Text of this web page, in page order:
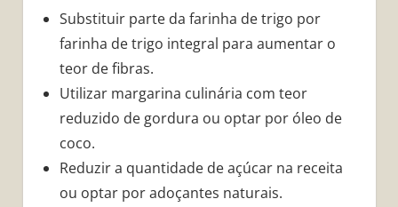
Substituir parte da farinha de trigo por
farinha de trigo integral para aumentar o
teor de fibras.
Utilizar margarina culinária com teor
reduzido de gordura ou optar por óleo de
coco.
Reduzir a quantidade de açúcar na receita
ou optar por adoçantes naturais.